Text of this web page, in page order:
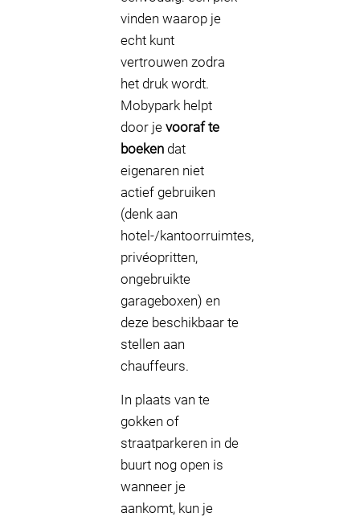
vinden waarop je
echt kunt
vertrouwen zodra
het druk wordt.
Mobypark helpt
door je vooraf te
boeken dat
eigenaren niet
actief gebruiken
(denk aan
hotel-/kantoorruimtes,
privéopritten,
ongebruikte
garageboxen) en
deze beschikbaar te
stellen aan
chauffeurs.
In plaats van te
gokken of
straatparkeren in de
buurt nog open is
wanneer je
aankomt, kun je